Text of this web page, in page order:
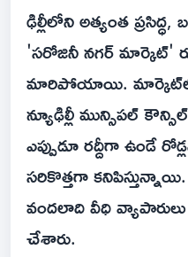
ఢిల్లీలోని అత్యంత ప్రసిద్ధ,
'సరోజినీ నగర్ మార్కెట్'
మారిపోయాయి. మార్కెట్‌లోని
న్యూఢిల్లీ మున్సిపల్
ఎప్పుడూ రద్దీగా ఉండే
సరికొత్తగా
వందలాది వీధి
చేశారు.